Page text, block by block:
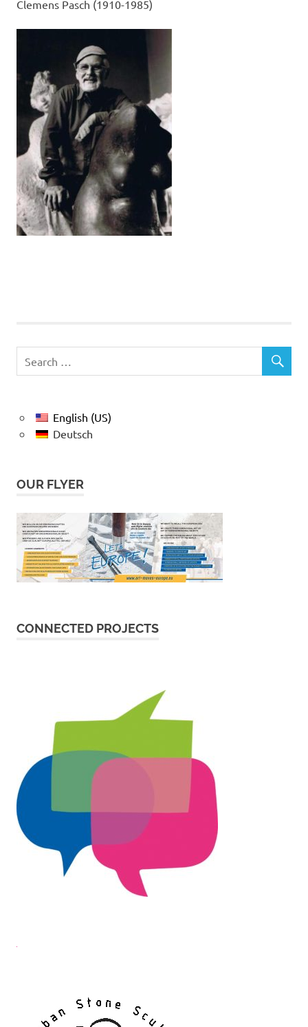
Clemens Pasch (1910-1985)
English (US)
Deutsch
OUR FLYER
CONNECTED PROJECTS